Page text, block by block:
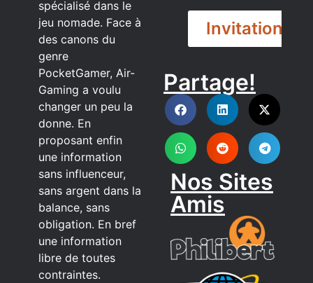
spécialisé dans le
jeu nomade. Face à
des canons du
genre
PocketGamer, Air-
Gaming a voulu
changer un peu la
donne. En
proposant enfin
une information
sans influenceur,
sans argent dans la
balance, sans
obligation. En bref
une information
libre de toutes
contraintes.
Invitation
DISCORD
Partage!
Nos Sites
Amis